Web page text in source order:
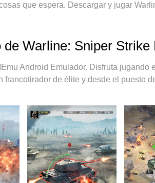
que espera. Descargar y jugar
limitaciones de batería, datos móviles
preestablecido convierte a
absorción, el administrador de
dispositivo. Y lo más importante,
PC, hacer que todo sea más fluido.
de la felicidad de los juegos.
Warline: Sniper Strike
Android Emulador. Disfruta jugando
de élite y desde el puesto